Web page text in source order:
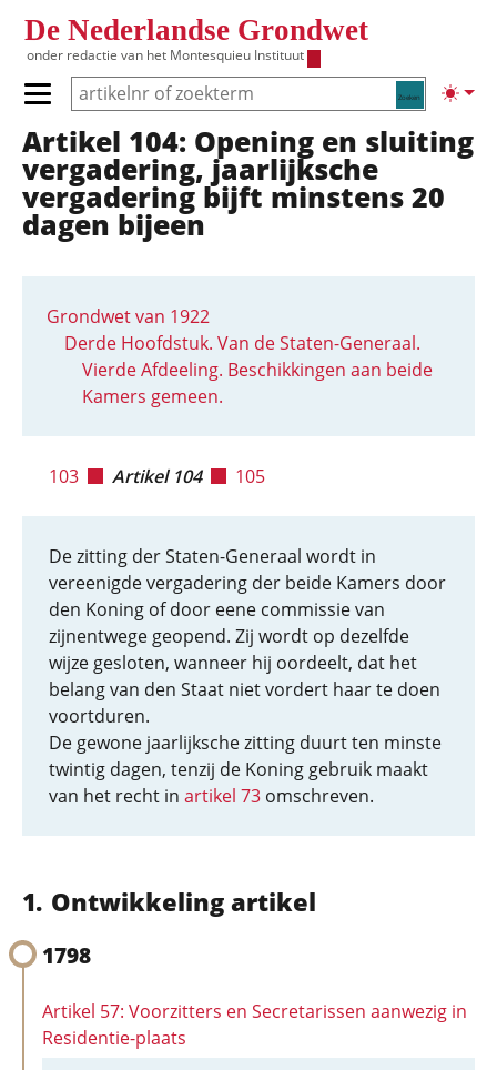
De Nederlandse Grondwet
onder redactie van het Montesquieu Instituut
Zoeken
Primair menu tonen/verbergen
Hoofdnavigatie
Artikel 104: Opening en sluiting
vergadering, jaarlijksche
vergadering bijft minstens 20
dagen bijeen
Grondwet van 1922
Derde Hoofdstuk. Van de Staten-Generaal.
Vierde Afdeeling. Beschikkingen aan beide
Kamers gemeen.
103 Artikel 104 105
De zitting der Staten-Generaal wordt in
vereenigde vergadering der beide Kamers door
den Koning of door eene commissie van
zijnentwege geopend. Zij wordt op dezelfde
wijze gesloten, wanneer hij oordeelt, dat het
belang van den Staat niet vordert haar te doen
voortduren.
De gewone jaarlijksche zitting duurt ten minste
twintig dagen, tenzij de Koning gebruik maakt
van het recht in artikel 73 omschreven.
Ontwikkeling artikel
1798
Artikel 57: Voorzitters en Secretarissen aanwezig in
Residentie-plaats